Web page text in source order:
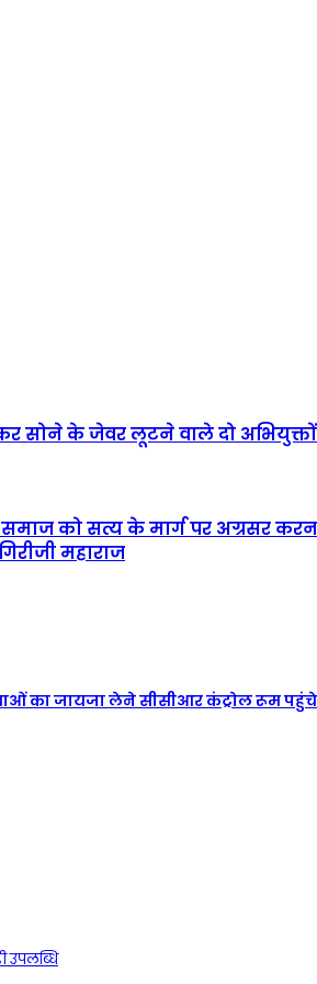
के जेवर लूटने वाले दो अभियुक्तों
को सत्य के मार्ग पर अग्रसर
महाराज
का जायजा लेने सीसीआर कंट्रोल रूम पहुंचे
उपलब्धि